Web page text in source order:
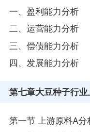
一、盈利能力分析
二、运营能力分析
三、偿债能力分析
四、发展能力分析
第七章大豆种子行
第一节 上游原料A分